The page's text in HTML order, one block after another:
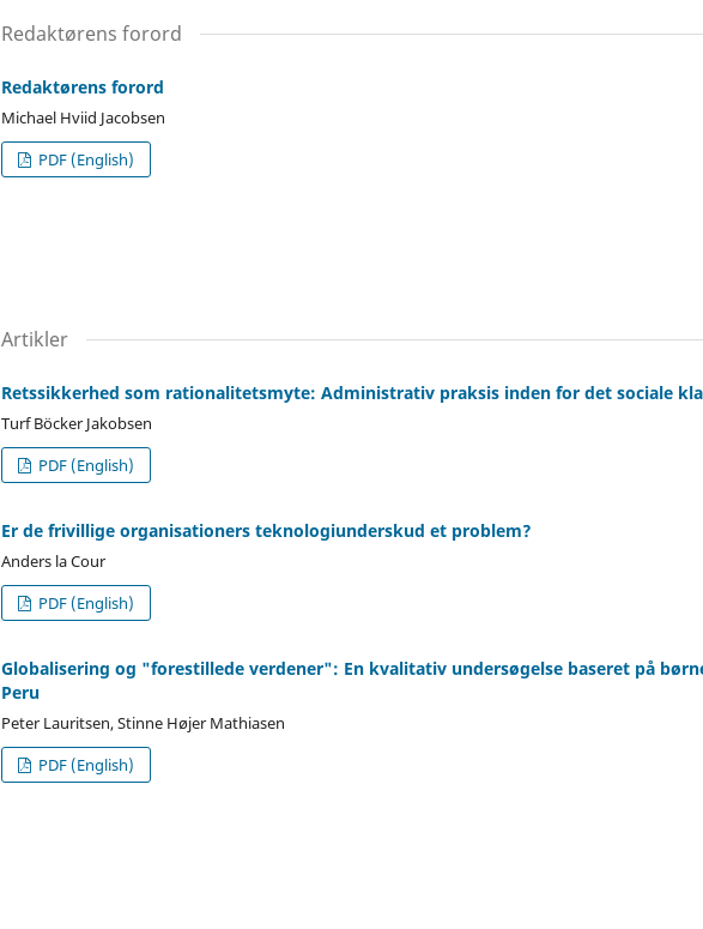
Redaktørens forord
Redaktørens forord
Michael Hviid Jacobsen
PDF (English)
Artikler
Retssikkerhed som rationalitetsmyte: Administrativ praksis inden for det sociale
Turf Böcker Jakobsen
PDF (English)
Er de frivillige organisationers teknologiunderskud et problem?
Anders la Cour
PDF (English)
Globalisering og "forestillede verdener": En kvalitativ undersøgelse baseret på
Peru
Peter Lauritsen, Stinne Højer Mathiasen
PDF (English)